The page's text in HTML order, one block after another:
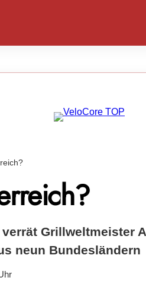
Grillweltmeister
neun Bundesländern